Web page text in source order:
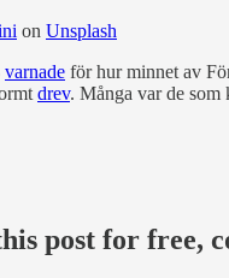
on Unsplash
varnade för hur minnet av
drev. Många var de
post for free,